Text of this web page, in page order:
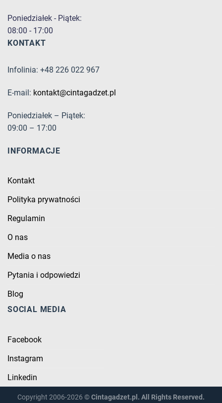
Poniedziałek - Piątek:
08:00 - 17:00
KONTAKT
Infolinia: +48 226 022 967
E-mail: kontakt@cintagadzet.pl
Poniedziałek – Piątek:
09:00 – 17:00
INFORMACJE
Kontakt
Polityka prywatności
Regulamin
O nas
Media o nas
Pytania i odpowiedzi
Blog
SOCIAL MEDIA
Facebook
Instagram
Linkedin
Copyright 2006-2026 ©Cintagadzet.pl. All Rights Reserved.